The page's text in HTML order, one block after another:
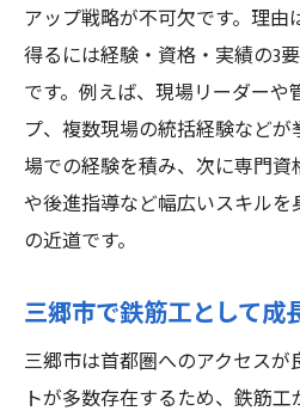
アップ戦略が不可欠です。理由
得るには経験・資格・実績の3
です。例えば、現場リーダーや
プ、複数現場の統括経験など
場での経験を積み、次に専門
や後進指導など幅広いスキル
の近道です。
三郷市で鉄筋工として成
三郷市は首都圏へのアクセスが
トが多数存在するため、鉄筋